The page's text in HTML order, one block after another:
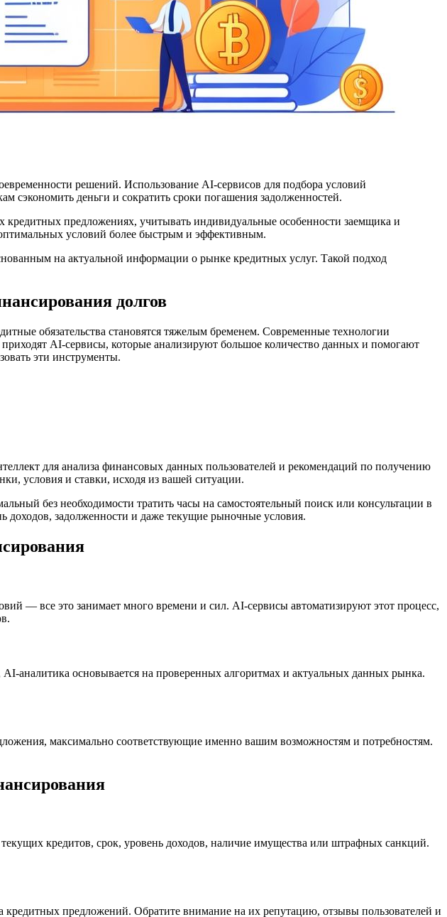
решений. Использование AI-сервисов для подбора условий
сэкономить деньги и сократить сроки погашения задолженностей.
предложениях, учитывать индивидуальные особенности заемщика и
условий более быстрым и эффективным.
на актуальной информации о рынке кредитных услуг. Такой подход
долгов
обязательства становятся тяжелым бременем. Современные технологии
AI-сервисы, которые анализируют большое количество данных и помогают
эти инструменты.
для анализа финансовых данных пользователей и рекомендаций по получению
условия и ставки, исходя из вашей ситуации.
без необходимости тратить часы на самостоятельный поиск или консультации в
задолженности и даже текущие рыночные условия.
— все это занимает много времени и сил. AI-сервисы автоматизируют этот процесс,
аналитика основывается на проверенных алгоритмах и актуальных данных рынка.
максимально соответствующие именно вашим возможностям и потребностям.
кредитов, срок, уровень доходов, наличие имущества или штрафных санкций.
предложений. Обратите внимание на их репутацию, отзывы пользователей и